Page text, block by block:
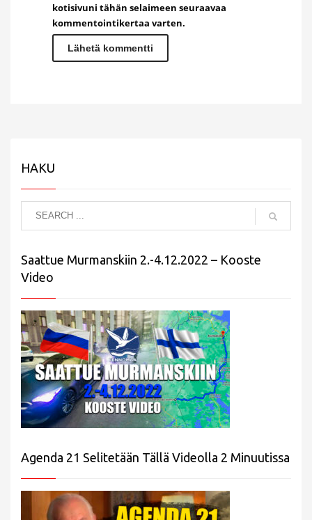
kotisivuni tähän selaimeen seuraavaa
kommentointikertaa varten.
HAKU
Saattue Murmanskiin 2.-4.12.2022 – Kooste
Video
Agenda 21 Selitetään Tällä Videolla 2 Minuutissa